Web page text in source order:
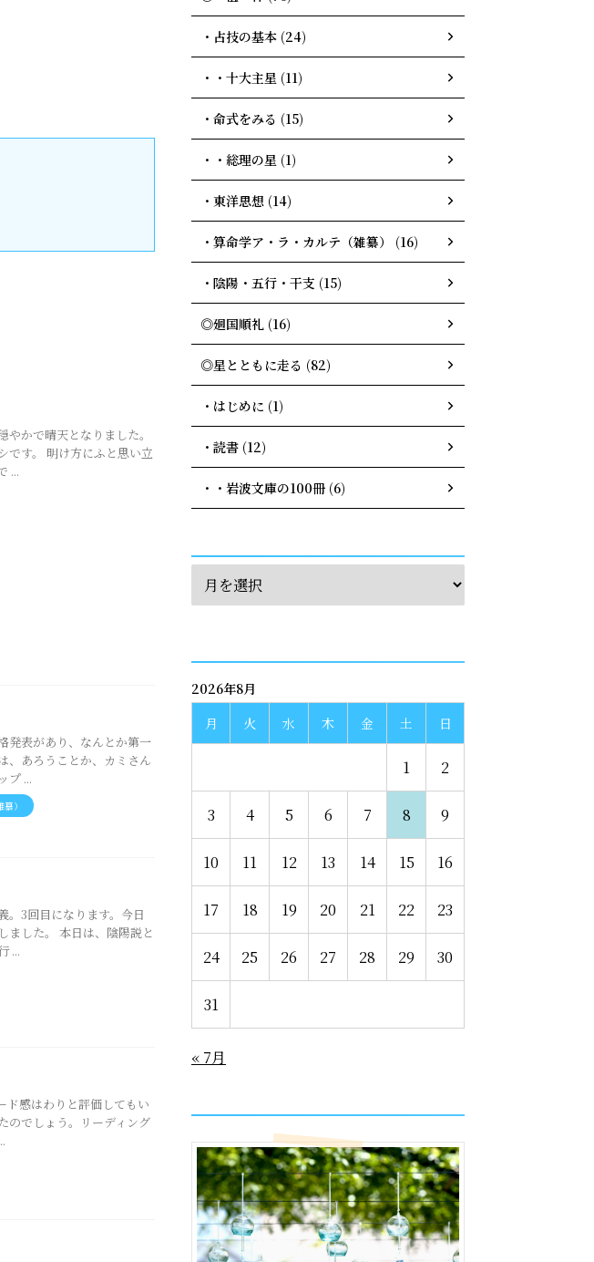
かで晴天となりました。
です。 明け方にふと思い立
...
発表があり、なんとか第一
、あろうことか、カミさん
プ ...
）
。3回目になります。今日
ました。 本日は、陰陽説と
...
ド感はわりと評価してもい
のでしょう。リーディング
・占技の基本 (24)
・・十大主星 (11)
・命式をみる (15)
・・総理の星 (1)
・東洋思想 (14)
・算命学ア・ラ・カルテ（雑纂） (16)
・陰陽・五行・干支 (15)
◎廻国順礼 (16)
◎星とともに走る (82)
・はじめに (1)
・読書 (12)
・・岩波文庫の100冊 (6)
2026年8月
月
火 水 木 金 土 日
1 2
3 4 5 6 7 8 9
10 11 12 13 14 15 16
17 18 19 20 21 22 23
24 25 26 27 28 29 30
31
« 7月